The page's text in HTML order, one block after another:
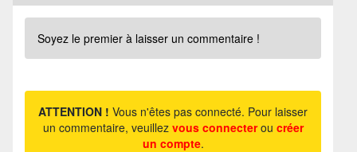
Soyez le premier à laisser un commentaire !
ATTENTION ! Vous n'êtes pas connecté. Pour laisser
un commentaire, veuillez vous connecterou créer
un compte.